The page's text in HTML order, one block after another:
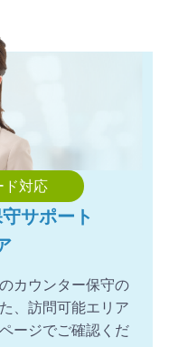
お問い合わせを頂き
問い合わせを頂きま
お問い合わせを頂き
。
い合わせを頂きまし
ド対応
サポート
カウンター保守の
、訪問可能エリア
ージでご確認くだ